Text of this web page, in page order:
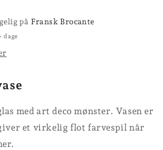
på Fransk Brocante
dage
med art deco mønster. Vasen er
et virkelig flot farvespil når